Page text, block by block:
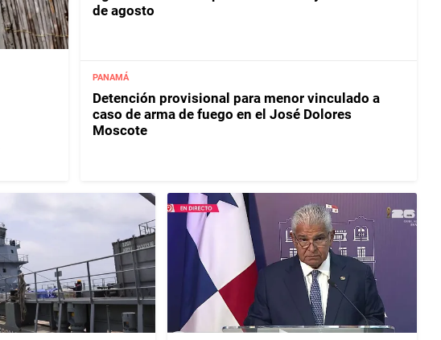
de agosto
PANAMÁ
Detención provisional para menor vinculado a
caso de arma de fuego en el José Dolores
Moscote